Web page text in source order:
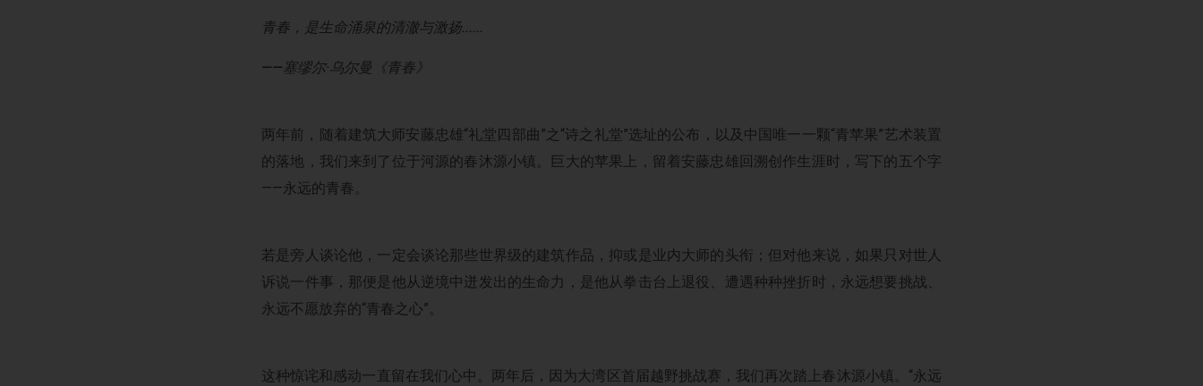
青春，是生命涌泉的清澈与激扬......
——塞缪尔·乌尔曼《青春》
两年前，随着建筑大师安藤忠雄“礼堂四部曲”之“诗之礼堂”选址的公布，以及中国唯一一颗“青苹果”艺术装置
的落地，我们来到了位于河源的春沐源小镇。巨大的苹果上，留着安藤忠雄回溯创作生涯时，写下的五个字
——永远的青春。
若是旁人谈论他，一定会谈论那些世界级的建筑作品，抑或是业内大师的头衔；但对他来说，如果只对世人
诉说一件事，那便是他从逆境中迸发出的生命力，是他从拳击台上退役、遭遇种种挫折时，永远想要挑战、
永远不愿放弃的“青春之心”。
这种惊诧和感动一直留在我们心中。两年后，因为大湾区首届越野挑战赛，我们再次踏上春沐源小镇。“永远